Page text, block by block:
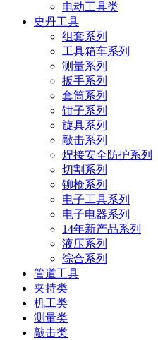
电动工具类
史丹工具
组套系列
工具箱车系列
测量系列
扳手系列
套筒系列
钳子系列
旋具系列
敲击系列
焊接安全防护系列
切割系列
铆枪系列
电子工具系列
电子电器系列
14年新产品系列
液压系列
综合系列
管道工具
夹持类
机工类
测量类
敲击类